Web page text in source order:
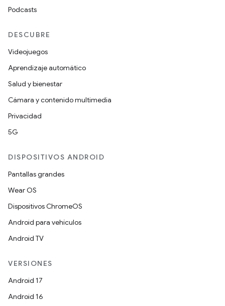
Podcasts
DESCUBRE
Videojuegos
Aprendizaje automático
Salud y bienestar
Cámara y contenido multimedia
Privacidad
5G
DISPOSITIVOS ANDROID
Pantallas grandes
Wear OS
Dispositivos ChromeOS
Android para vehículos
Android TV
VERSIONES
Android 17
Android 16